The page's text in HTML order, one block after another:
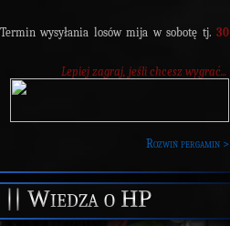
wysyłania losów mija w sobotę tj. 30
Lepiej zagraj, jeśli chcesz wygrać...
Rozwiń pergamin >
Wiedza o HP